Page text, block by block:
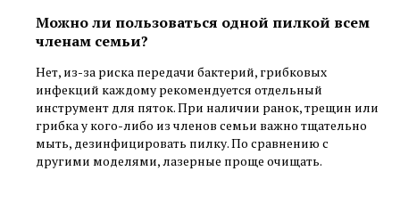
Можно ли пользоваться одной пилкой всем
членам семьи?
Нет, из-за риска передачи бактерий, грибковых
инфекций каждому рекомендуется отдельный
инструмент для пяток. При наличии ранок, трещин или
грибка у кого-либо из членов семьи важно тщательно
мыть, дезинфицировать пилку. По сравнению с
другими моделями, лазерные проще очищать.